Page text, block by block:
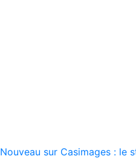
Nouveau sur Casimages : le